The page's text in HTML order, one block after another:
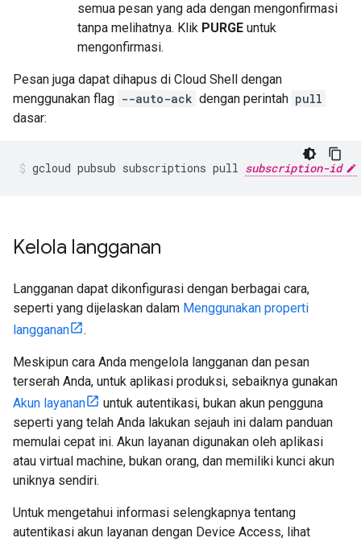
semua pesan yang ada dengan mengonfirmasi
tanpa melihatnya. Klik PURGE untuk
mengonfirmasi.
Pesan juga dapat dihapus di Cloud Shell dengan
menggunakan flag --auto-ack dengan perintah pull
dasar:
gcloud pubsub subscriptions pull subscription-id
Kelola langganan
Langganan dapat dikonfigurasi dengan berbagai cara,
seperti yang dijelaskan dalam Menggunakan properti
langganan
.
Meskipun cara Anda mengelola langganan dan pesan
terserah Anda, untuk aplikasi produksi, sebaiknya gunakan
Akun layanan
untuk autentikasi, bukan akun pengguna
seperti yang telah Anda lakukan sejauh ini dalam panduan
memulai cepat ini. Akun layanan digunakan oleh aplikasi
atau virtual machine, bukan orang, dan memiliki kunci akun
uniknya sendiri.
Untuk mengetahui informasi selengkapnya tentang
autentikasi akun layanan dengan Device Access, lihat